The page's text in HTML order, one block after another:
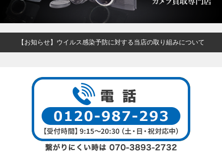
【お知らせ】ウイルス感染予防に対する当店の取り組みについて